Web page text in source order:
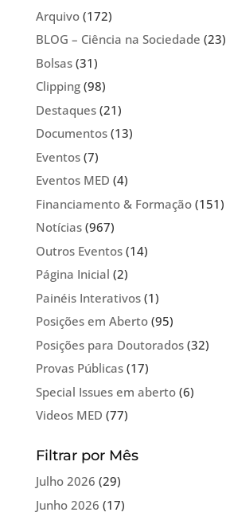
Arquivo(172)
BLOG – Ciência na Sociedade (23)
Bolsas(31)
Clipping(98)
Destaques(21)
Documentos(13)
Eventos(7)
Eventos MED (4)
Financiamento & Formação(151)
Notícias(967)
Outros Eventos(14)
Página Inicial (2)
Painéis Interativos(1)
Posições em Aberto(95)
Posições para Doutorados(32)
Provas Públicas(17)
Special Issues em aberto(6)
Videos MED (77)
Filtrar por Mês
Julho 2026 (29)
Junho 2026 (17)